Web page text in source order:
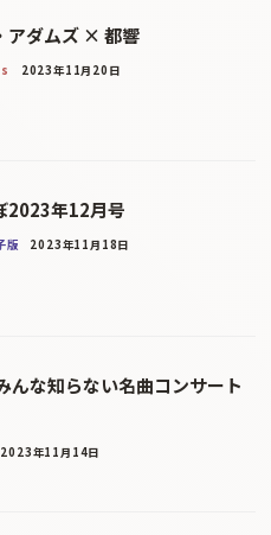
アダムズ × 都響
2023年11月20日
2023年12月号
版 2023年11月18日
んな知らない名曲コンサート
2023年11月14日